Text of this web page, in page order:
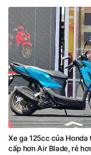
Xe ga 125cc của
cấp hơn Air Blade, rẻ